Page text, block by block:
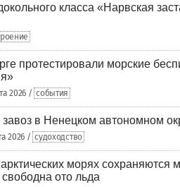
класса «Нарвская
протестировали морские
2026 / события
в Ненецком автономном
2026 / судоходство
морях сохраняются
ото льда